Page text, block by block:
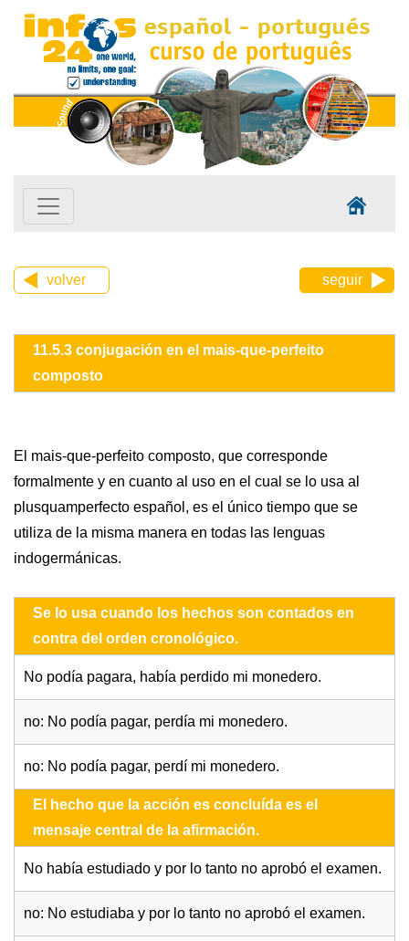
volver seguir
11.5.3 conjugación en el mais-que-perfeito
composto
El mais-que-perfeito composto, que corresponde
formalmente y en cuanto al uso en el cual se lo usa al
plusquamperfecto español, es el único tiempo que se
utiliza de la misma manera en todas las lenguas
indogermánicas.
Se lo usa cuando los hechos son contados en
contra del orden cronológico.
No podía pagara, había perdido mi monedero.
no: No podía pagar, perdía mi monedero.
no: No podía pagar, perdí mi monedero.
El hecho que la acción es concluída es el
mensaje central de la afirmación.
No había estudiado y por lo tanto no aprobó el examen.
no: No estudiaba y por lo tanto no aprobó el examen.